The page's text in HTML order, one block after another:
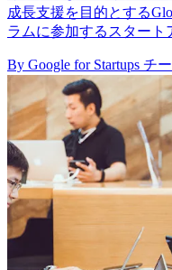
成長支援を目的とする
ラムに参加するスタート
By Google for Startups チ